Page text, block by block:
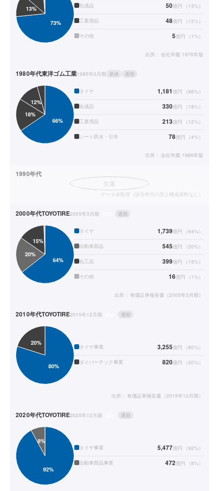
化成品 50億円 （ 13%）
工業用品 48億円 （ 12%）
その他 5億円 （ 1%）
出所： 会社年鑑 1976年版
1980年代東洋ゴム工業1985年3月期 単体 通期
タイヤ 1,181億円 （66%）
化成品 330億円 （ 18%）
工業用品 213億円 （ 12%）
シート防水・引布 78億円 （4%）
出所： 会社年鑑 1986年版
1990年代
欠落
データ未取得（該当年代の売上構成資料なし）
2000年代TOYOTIRE2005年3月期 通期
タイヤ 1,739億円 （64%）
自動車部品 545億円 （20%）
化工品 399億円 （ 15%）
その他 16億円 （ 1%）
出所： 有価証券報告書（2005年3月期）
2010年代TOYOTIRE2015年12月期 通期
タイヤ事業 3,255億円 （80%）
ダイバーテック事業 820億円 （20%）
出所： 有価証券報告書（2015年12月期）
2020年代TOYOTIRE2025年12月期 通期
タイヤ事業 5,477億円 （92%）
自動車部品事業 472億円 （8%）